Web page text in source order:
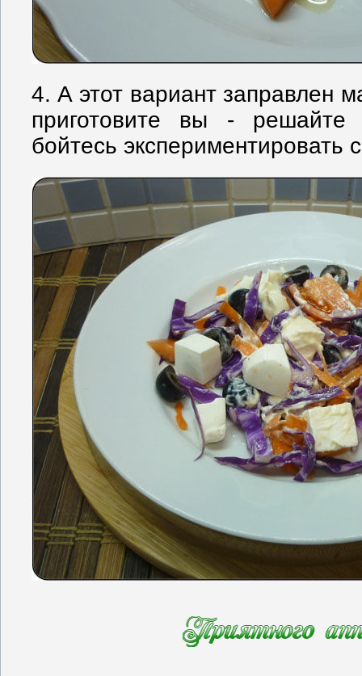
4. А этот вариант заправлен
приготовите вы -
бойтесь экспериментировать